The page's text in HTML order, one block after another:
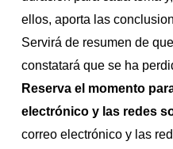
ellos, aporta las
Servirá de resumen de
constatará que se ha
Reserva el momento
electrónico y las redes
correo electrónico y las